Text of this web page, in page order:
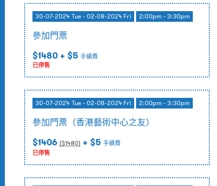
30-07-2024 Tue - 02-08-2024 Fri 2:00pm - 3:30pm
參加門票
$1480 + $5 手續費
已停售
30-07-2024 Tue - 02-08-2024 Fri 2:00pm - 3:30pm
參加門票（香港藝術中心之友）
$1406 ($1480) + $5 手續費
已停售